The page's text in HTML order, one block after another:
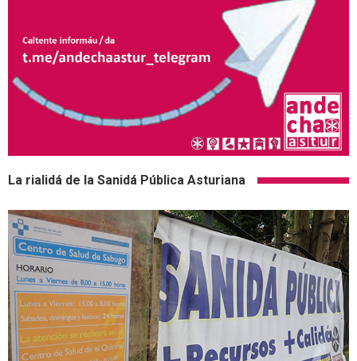
La rialidá de la Sanidá Pública Asturiana